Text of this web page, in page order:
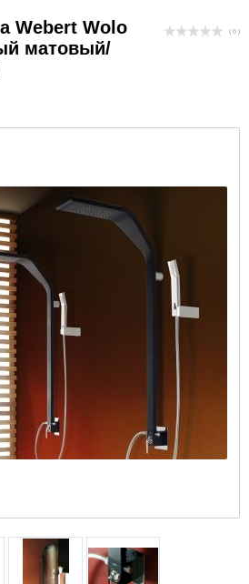
Webert Wolo
матовый/
( 0 )